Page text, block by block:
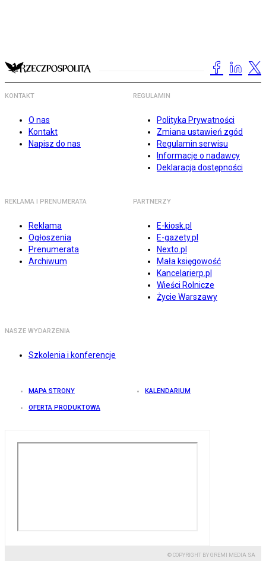
KONTAKT
O nas
Kontakt
Napisz do nas
REGULAMIN
Polityka Prywatności
Zmiana ustawień zgód
Regulamin serwisu
Informacje o nadawcy
Deklaracja dostępności
REKLAMA I PRENUMERATA
Reklama
Ogłoszenia
Prenumerata
Archiwum
PARTNERZY
E-kiosk.pl
E-gazety.pl
Nexto.pl
Mała księgowość
Kancelarierp.pl
Wieści Rolnicze
Życie Warszawy
NASZE WYDARZENIA
Szkolenia i konferencje
MAPA STRONY KALENDARIUM
OFERTA PRODUKTOWA
© COPYRIGHT BY GREMI MEDIA SA